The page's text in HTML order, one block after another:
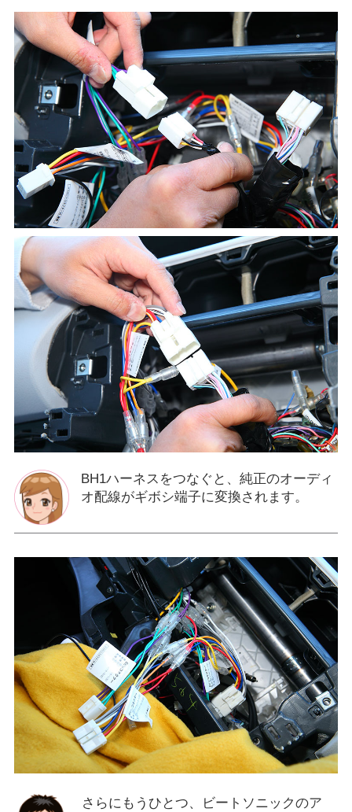
BH1ハーネスをつなぐと、純正のオーディ
オ配線がギボシ端子に変換されます。
さらにもうひとつ、ビートソニックのア